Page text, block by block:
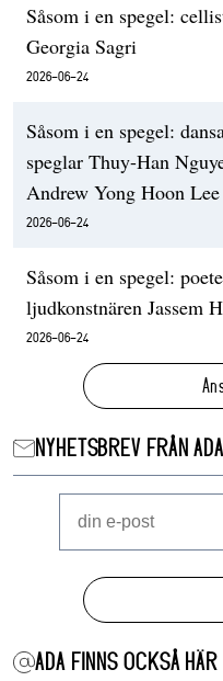
Såsom i en spegel:
Georgia Sagri
2026-06-24
Såsom i en spegel:
speglar Thuy-Han
Andrew Yong Hoon Lee
2026-06-24
Såsom i en spegel:
ljudkonstnären Jassem
2026-06-24
NYHETSBREV FRÅN ADA
ADA FINNS OCKSÅ HÄR